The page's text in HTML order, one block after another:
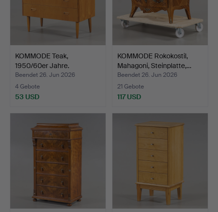
KOMMODE Teak,
1950/60er Jahre.
Beendet 26. Jun 2026
4 Gebote
53 USD
KOMMODE Rokokostil,
Mahagoni, Steinplatte,…
Beendet 26. Jun 2026
21 Gebote
117 USD